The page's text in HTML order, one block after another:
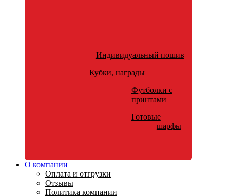
Индивидуальный пошив
Кубки, награды
Футболки с
принтами
Готовые
шарфы
О компании
Оплата и отгрузки
Отзывы
Политика компании